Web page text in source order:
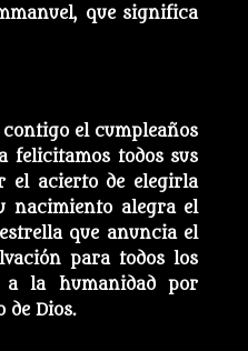
que significa
el cumpleaños
felicitamos todos sus
el acierto de elegirla
nacimiento alegra el
que anuncia el
para todos los
a la humanidad por
de Dios.